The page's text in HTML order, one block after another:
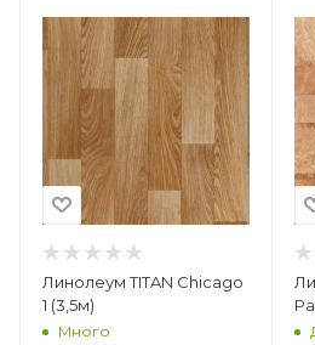
Линолеум TITAN Chicago
1 (3,5м)
Много